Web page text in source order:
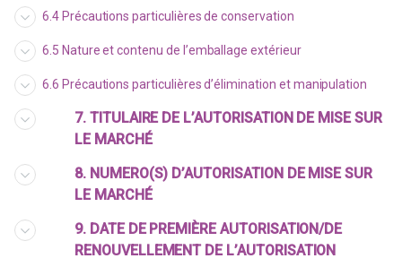
6.4 Précautions particulières de conservation
6.5 Nature et contenu de l’emballage extérieur
6.6 Précautions particulières d’élimination et manipulation
7. TITULAIRE DE L’AUTORISATION DE MISE SUR
LE MARCHÉ
8. NUMERO(S) D’AUTORISATION DE MISE SUR
LE MARCHÉ
9. DATE DE PREMIÈRE AUTORISATION/DE
RENOUVELLEMENT DE L’AUTORISATION